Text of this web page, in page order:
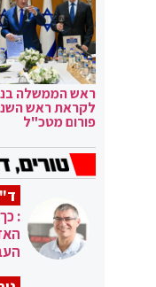
ראש הממשלה
לקראת ראש
פורום מטכ"ל
: